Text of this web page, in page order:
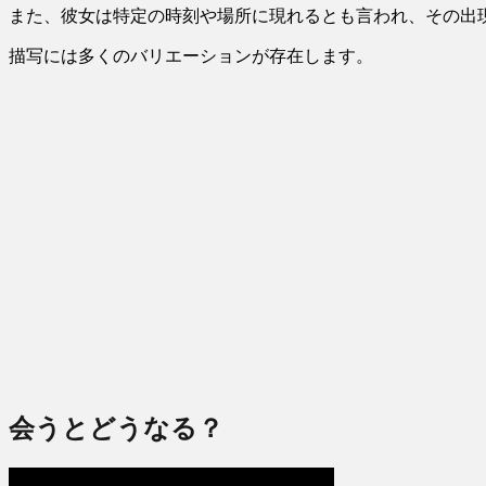
また、彼女は特定の時刻や場所に現れるとも言われ、その出
描写には多くのバリエーションが存在します。
会うとどうなる？